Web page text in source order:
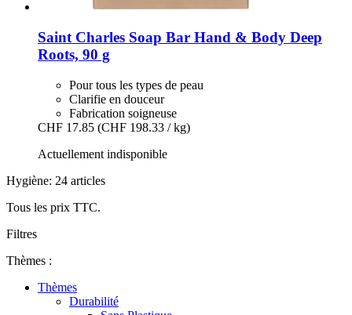
Saint Charles Soap Bar Hand & Body Deep
Roots, 90 g
Pour tous les types de peau
Clarifie en douceur
Fabrication soigneuse
CHF 17.85 (CHF 198.33 / kg)
Actuellement indisponible
Hygiène: 24 articles
Tous les prix TTC.
Filtres
Thèmes :
Thèmes
Durabilité